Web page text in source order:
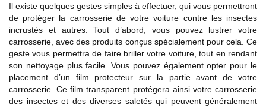
Il existe quelques gestes simples à effectuer, qui vous permettront
de protéger la carrosserie de votre voiture contre les insectes
incrustés et autres. Tout d’abord, vous pouvez lustrer votre
carrosserie, avec des produits conçus spécialement pour cela. Ce
geste vous permettra de faire briller votre voiture, tout en rendant
son nettoyage plus facile. Vous pouvez également opter pour le
placement d’un film protecteur sur la partie avant de votre
carrosserie. Ce film transparent protégera ainsi votre carrosserie
des insectes et des diverses saletés qui peuvent généralement